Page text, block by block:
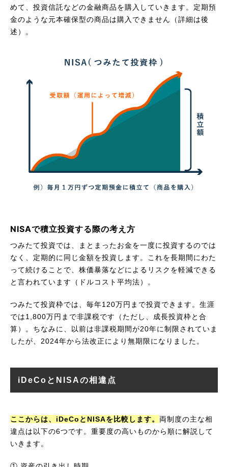
めて、投資信託などの金融商品を購入していきます。定期預
金のような元本確保型の商品は購入できません（詳細は後
述）。
NISAで積立投資する際の考え方
つみたて投資では、まとまったお金を一度に投資するのでは
なく、定期的に同じ金額を投資します。これを長期間にわた
って続けることで、株価暴落などによるリスクを軽減できる
と言われています（ドルコスト平均法）。
つみたて投資枠では、毎年120万円まで投資できます。生涯
では1,800万円まで非課税です（ただし、成長投資枠と合
算）。ちなみに、以前は非課税期間が20年に制限されていま
したが、2024年から法改正により無期限になりました。
iDeCoとNISAの相違点
ここからは、iDeCoとNISAを比較します。 両制度の主な相
違点は以下の6つです。重要度の高いものから順に解説して
いきます。